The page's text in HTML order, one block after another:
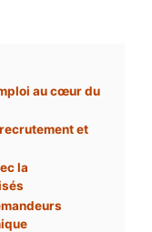
au cœur du
et
la